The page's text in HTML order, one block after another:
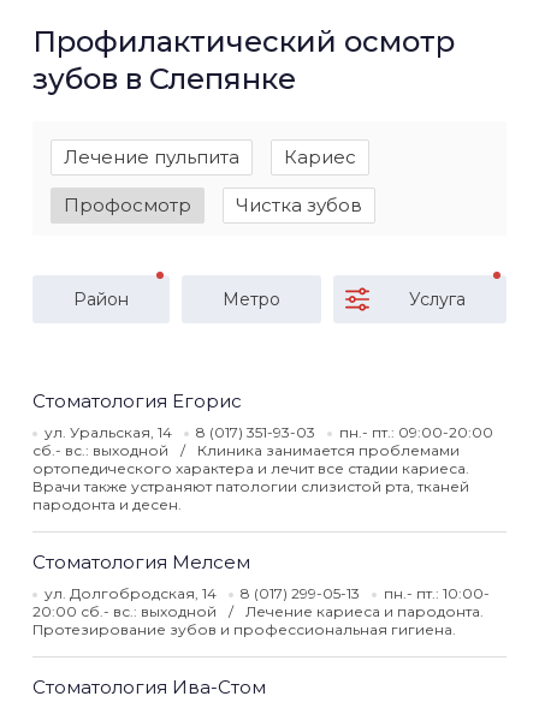
Профилактический осмотр
зубов в Слепянке
Лечение пульпита Кариес
Профосмотр Чистка зубов
Район Метро Услуга
Стоматология Егорис
ул. Уральская, 14 8 (017) 351-93-03
пн.- пт.: 09:00-20:00
сб.- вс.: выходной
Клиника занимается проблемами
ортопедического характера и лечит все стадии кариеса.
Врачи также устраняют патологии слизистой рта, тканей
пародонта и десен.
Стоматология Мелсем
ул. Долгобродская, 14 8 (017) 299-05-13
пн.- пт.: 10:00-
20:00 сб.- вс.: выходной
Лечение кариеса и пародонта.
Протезирование зубов и профессиональная гигиена.
Стоматология Ива-Стом